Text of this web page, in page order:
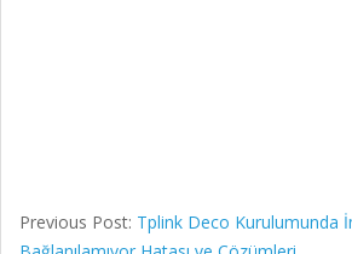
Previous Post: Tplink Deco Kurulumunda